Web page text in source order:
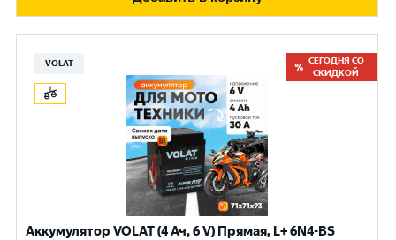
VOLAT
СЕГОДНЯ СО
СКИДКОЙ
Аккумулятор VOLAT (4 Ач, 6 V) Прямая, L+ 6N4-BS